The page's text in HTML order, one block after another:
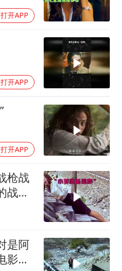
打开APP
打开APP
打开APP
枪战
战斗
是阿
影，